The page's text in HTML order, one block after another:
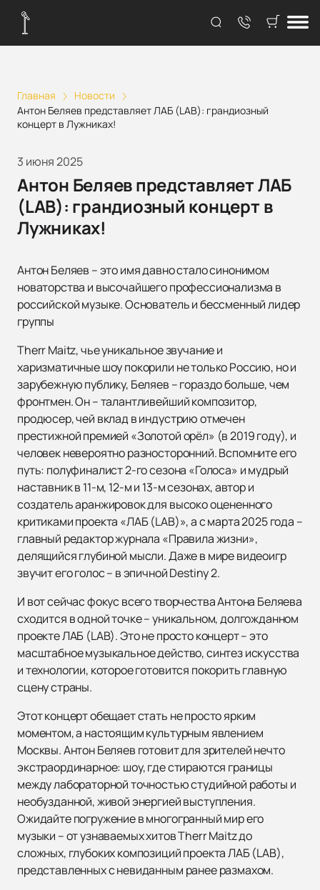
Главная
Новости
Антон Беляев представляет ЛАБ (LAB): грандиозный
концерт в Лужниках!
3 июня 2025
Антон Беляев представляет ЛАБ
(LAB): грандиозный концерт в
Лужниках!
Антон Беляев – это имя давно стало синонимом
новаторства и высочайшего профессионализма в
российской музыке. Основатель и бессменный лидер
группы
Therr Maitz, чье уникальное звучание и
харизматичные шоу покорили не только Россию, но и
зарубежную публику, Беляев – гораздо больше, чем
фронтмен. Он – талантливейший композитор,
продюсер, чей вклад в индустрию отмечен
престижной премией «Золотой орёл» (в 2019 году), и
человек невероятно разносторонний. Вспомните его
путь: полуфиналист 2-го сезона «Голоса» и мудрый
наставник в 11-м, 12-м и 13-м сезонах, автор и
создатель аранжировок для высоко оцененного
критиками проекта «ЛАБ (LAB)», а с марта 2025 года –
главный редактор журнала «Правила жизни»,
делящийся глубиной мысли. Даже в мире видеоигр
звучит его голос – в эпичной Destiny 2.
И вот сейчас фокус всего творчества Антона Беляева
сходится в одной точке – уникальном, долгожданном
проекте ЛАБ (LAB). Это не просто концерт – это
масштабное музыкальное действо, синтез искусства
и технологии, которое готовится покорить главную
сцену страны.
Этот концерт обещает стать не просто ярким
моментом, а настоящим культурным явлением
Москвы. Антон Беляев готовит для зрителей нечто
экстраординарное: шоу, где стираются границы
между лабораторной точностью студийной работы и
необузданной, живой энергией выступления.
Ожидайте погружение в многогранный мир его
музыки – от узнаваемых хитов Therr Maitz до
сложных, глубоких композиций проекта ЛАБ (LAB),
представленных с невиданным ранее размахом.